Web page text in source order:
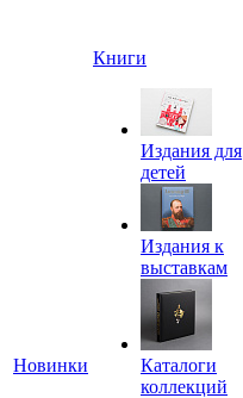
Новинки
Книги
Издания для
детей
Издания к
выставкам
Каталоги
коллекций